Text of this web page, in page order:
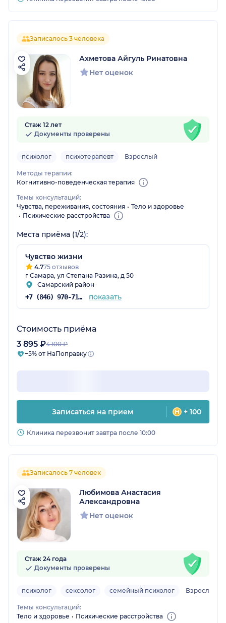
Записалось 3 человека
Ахметова Айгуль Ринатовна
Нет оценок
Стаж 12 лет
Документы проверены
психолог психотерапевт Взрослый
Методы терапии:
Когнитивно-поведенческая терапия
Темы консультаций:
Чувства, переживания, состояния
Тело и здоровье
Психические расстройства
Места приёма (1/2):
Чувство жизни
4.775 отзывов
г Самара, ул Степана Разина, д 50
Самарский район
+7 (846) 970-71-40 показать
Стоимость приёма
3 895 ₽4 100 ₽
−5% от НаПоправку
Записаться на прием + 100
Клиника перезвонит завтра после 10:00
Записалось 7 человек
Любимова Анастасия
Александровна
Нет оценок
Стаж 24 года
Документы проверены
психолог сексолог семейный психолог Взрослый,
Темы консультаций:
Тело и здоровье
Психические расстройства